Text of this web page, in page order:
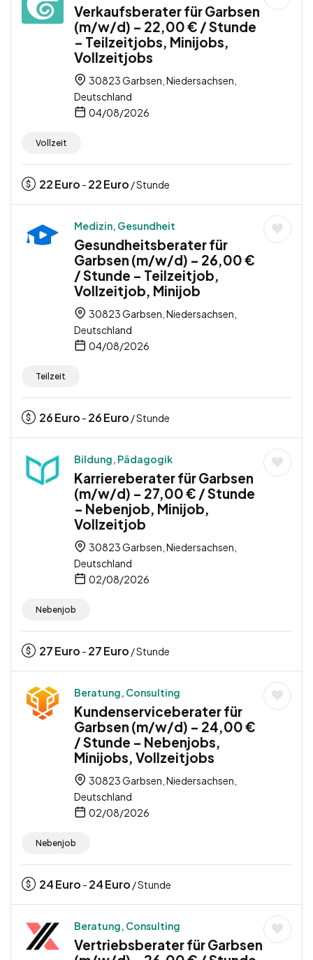
Verkaufsberater für Garbsen
(m/w/d) – 22,00 € / Stunde
– Teilzeitjobs, Minijobs,
Vollzeitjobs
30823 Garbsen, Niedersachsen,
Deutschland
04/08/2026
Vollzeit
22Euro - 22Euro / Stunde
Medizin, Gesundheit
Gesundheitsberater für
Garbsen (m/w/d) – 26,00 €
/ Stunde – Teilzeitjob,
Vollzeitjob, Minijob
30823 Garbsen, Niedersachsen,
Deutschland
04/08/2026
Teilzeit
26Euro - 26Euro / Stunde
Bildung, Pädagogik
Karriereberater für Garbsen
(m/w/d) – 27,00 € / Stunde
– Nebenjob, Minijob,
Vollzeitjob
30823 Garbsen, Niedersachsen,
Deutschland
02/08/2026
Nebenjob
27Euro - 27Euro / Stunde
Beratung, Consulting
Kundenserviceberater für
Garbsen (m/w/d) – 24,00 €
/ Stunde – Nebenjobs,
Minijobs, Vollzeitjobs
30823 Garbsen, Niedersachsen,
Deutschland
02/08/2026
Nebenjob
24Euro - 24Euro / Stunde
Beratung, Consulting
Vertriebsberater für Garbsen